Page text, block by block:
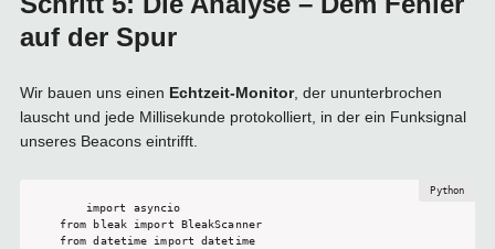
auf der Spur
Wir bauen uns einen Echtzeit-Monitor, der ununterbrochen
lauscht und jede Millisekunde protokolliert, in der ein Funksignal
unseres Beacons eintrifft.
import asyncio
from bleak import BleakScanner
from datetime import datetime